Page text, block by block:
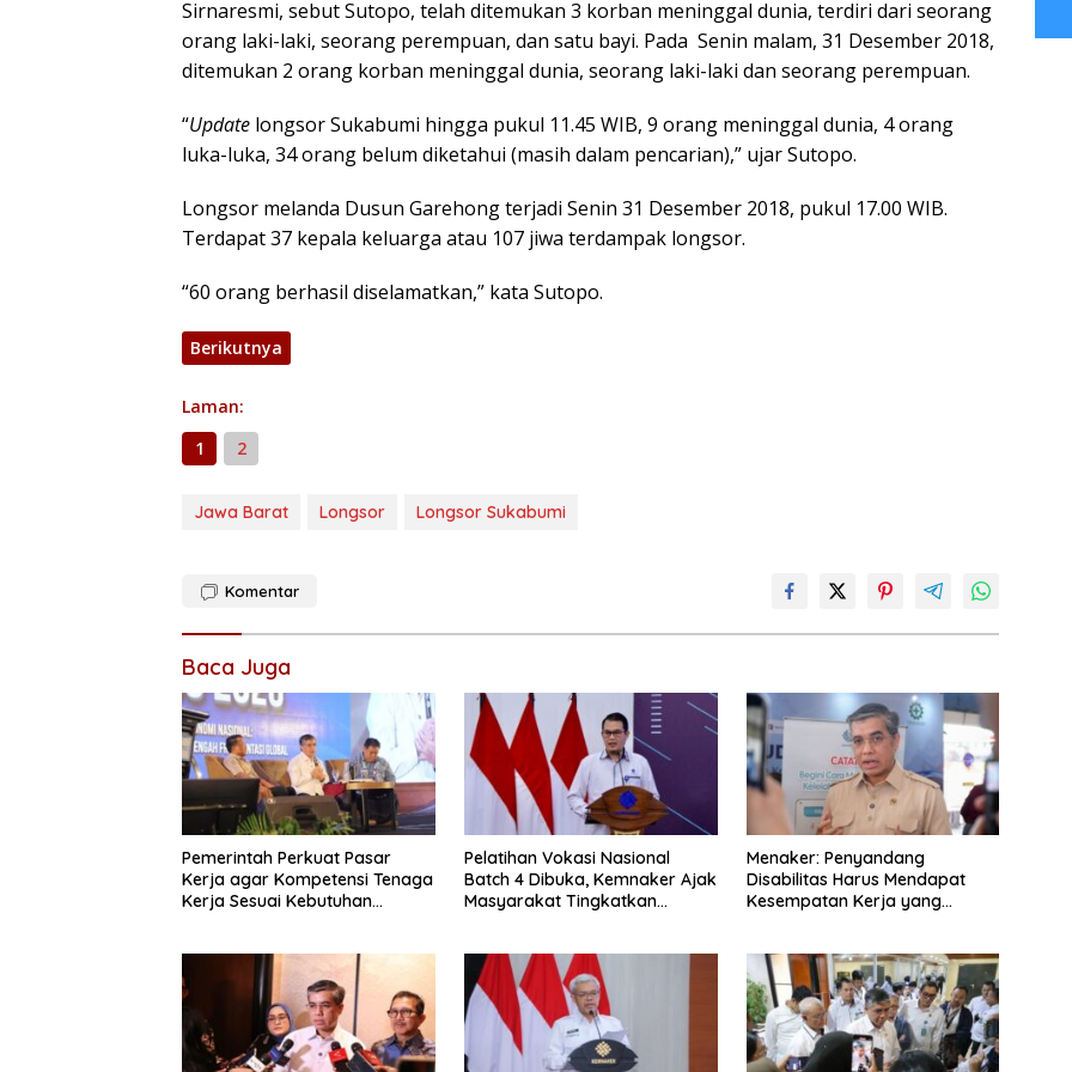
Sirnaresmi, sebut Sutopo, telah ditemukan 3 korban meninggal dunia, terdiri dari seorang
orang laki-laki, seorang perempuan, dan satu bayi. Pada Senin malam, 31 Desember 2018,
ditemukan 2 orang korban meninggal dunia, seorang laki-laki dan seorang perempuan.
“Update longsor Sukabumi hingga pukul 11.45 WIB, 9 orang meninggal dunia, 4 orang
luka-luka, 34 orang belum diketahui (masih dalam pencarian),” ujar Sutopo.
Longsor melanda Dusun Garehong terjadi Senin 31 Desember 2018, pukul 17.00 WIB.
Terdapat 37 kepala keluarga atau 107 jiwa terdampak longsor.
“60 orang berhasil diselamatkan,” kata Sutopo.
Berikutnya
Laman:
1
2
Jawa Barat Longsor Longsor Sukabumi
Komentar
Baca Juga
Pemerintah Perkuat Pasar
Kerja agar Kompetensi Tenaga
Kerja Sesuai Kebutuhan
Pelatihan Vokasi Nasional
Batch 4 Dibuka, Kemnaker Ajak
Masyarakat Tingkatkan
Menaker: Penyandang
Disabilitas Harus Mendapat
Kesempatan Kerja yang